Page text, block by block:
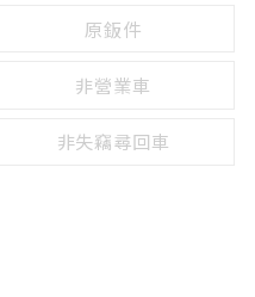
原鈑件
非營業車
非失竊尋回車